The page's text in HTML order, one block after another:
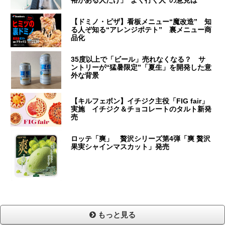
【ドミノ・ピザ】看板メニュー“魔改造” 知
る人ぞ知る“アレンジポテト” 裏メニュー商
品化
35度以上で「ビール」売れなくなる？ サ
ントリーが“猛暑限定”「夏生」を開発した意
外な背景
【キルフェボン】イチジク主役「FIG fair」
実施 イチジク＆チョコレートのタルト新発
売
ロッテ「爽」 贅沢シリーズ第4弾「爽 贅沢
果実シャインマスカット」発売
もっと見る